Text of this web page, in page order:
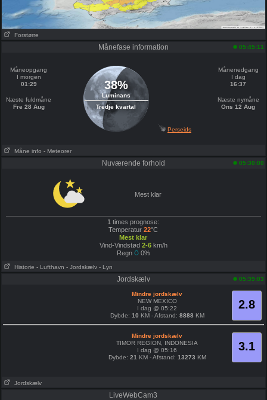
Forstørre
Månefase information 05:45:11
Måneopgang
I morgen
01:29
Næste fuldmåne
Fre 28 Aug
38%
Luminans
Tredje kvartal
Månenedgang
I dag
16:37
Næste nymåne
Ons 12 Aug
Perseids
Måne info - Meteorer
Nuværende forhold 05:30:00
Mest klar
1 times prognose:
Temperatur22°C
Mest klar
Vind-Vindstød 2-6km/h
Regn
0%
Historie - Lufthavn - Jordskælv - Lyn
Jordskælv 05:39:03
2.8
Mindre jordskælv
NEW MEXICO
I dag @ 05:22
Dybde: 10 KM - Afstand: 8888 KM
3.1
Mindre jordskælv
TIMOR REGION, INDONESIA
I dag @ 05:16
Dybde: 21 KM - Afstand: 13273 KM
Jordskælv
LiveWebCam3